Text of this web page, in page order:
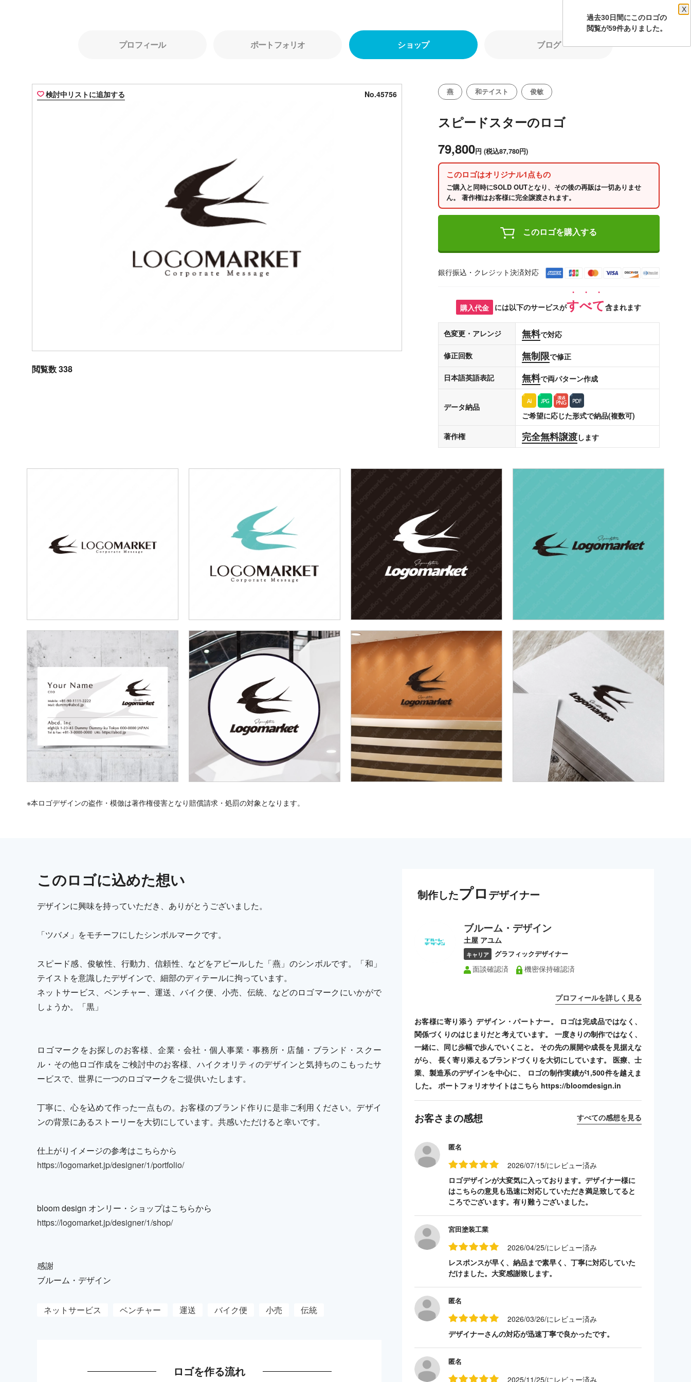
プロフィール ポートフォリオ ショップ ブログ
検討中リストに追加する No.45756
閲覧数 338
燕 和テイスト 俊敏
スピードスターのロゴ
79,800円 (税込87,780円)
このロゴはオリジナル1点もの
ご購入と同時にSOLD OUTとなり、その後の再販は一切ありませ
ん。 著作権はお客様に完全譲渡されます。
このロゴを購入する
銀行振込・クレジット決済対応
購入代金 には以下のサービスがすべて含まれます
色変更・アレンジ 無料で対応
修正回数 無制限で修正
日本語英語表記 無料で両パターン作成
データ納品
ご希望に応じた形式で納品(複数可)
著作権
完全無料譲渡します
※本ロゴデザインの盗作・模倣は著作権侵害となり賠償請求・処罰の対象となります。
このロゴに込めた想い
デザインに興味を持っていただき、ありがとうございました。
「ツバメ」をモチーフにしたシンボルマークです。
スピード感、俊敏性、行動力、信頼性、などをアピールした「燕」のシンボルです。「和」
テイストを意識したデザインで、細部のディテールに拘っています。
ネットサービス、ベンチャー、運送、バイク便、小売、伝統、などのロゴマークにいかがで
しょうか。「黒」
ロゴマークをお探しのお客様、企業・会社・個人事業・事務所・店舗・ブランド・スクー
ル・その他ロゴ作成をご検討中のお客様、ハイクオリティのデザインと気持ちのこもったサ
ービスで、世界に一つのロゴマークをご提供いたします。
丁寧に、心を込めて作った一点もの。お客様のブランド作りに是非ご利用ください。デザイ
ンの背景にあるストーリーを大切にしています。共感いただけると幸いです。
仕上がりイメージの参考はこちらから
https://logomarket.jp/designer/1/portfolio/
bloom design オンリー・ショップはこちらから
https://logomarket.jp/designer/1/shop/
感謝
ブルーム・デザイン
ネットサービス ベンチャー 運送 バイク便 小売 伝統
ロゴを作る流れ
制作したプロ デザイナー
ブルーム・デザイン
土屋 アユム
キャリア グラフィックデザイナー
面談確認済 機密保持確認済
プロフィールを詳しく見る
お客様に寄り添う デザイン・パートナー。 ロゴは完成品ではなく、
関係づくりのはじまりだと考えています。 一度きりの制作ではなく、
一緒に、同じ歩幅で歩んでいくこと。 その先の展開や成長を見据えな
がら、 長く寄り添えるブランドづくりを大切にしています。 医療、士
業、製造系のデザインを中心に、 ロゴの制作実績が1,500件を越えま
した。 ポートフォリオサイトはこちら https://bloomdesign.in
お客さまの感想 すべての感想を見る
匿名
2026/07/15/にレビュー済み
ロゴデザインが大変気に入っております。デザイナー様に
はこちらの意見も迅速に対応していただき満足致してると
ころでございます。有り難うございました。
宮田塗装工業
2026/04/25/にレビュー済み
レスポンスが早く、納品まで素早く、丁寧に対応していた
だけました。大変感謝致します。
匿名
2026/03/26/にレビュー済み
デザイナーさんの対応が迅速丁寧で良かったです。
匿名
2025/11/25/にレビュー済み
過去30日間にこのロゴの
X
閲覧が59件ありました。